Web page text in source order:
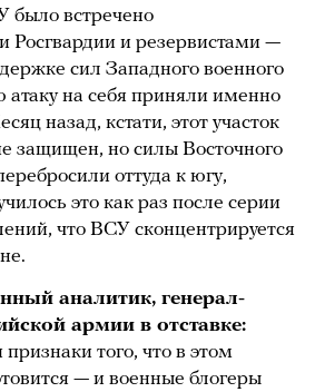
было встречено
Росгвардии и резервистами —
сил Западного военного
атаку на себя приняли именно
назад, кстати, этот участок
защищен, но силы Восточного
оттуда к югу,
это как раз после серии
что ВСУ сконцентрируется
аналитик, генерал-
армии в отставке:
того, что в этом
— и военные блогеры